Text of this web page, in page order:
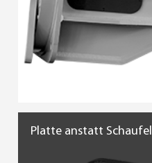
Platte anstatt Schaufel